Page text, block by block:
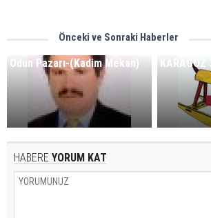
Önceki ve Sonraki Haberler
Odun Pazarı-(Kadim Mekan)
HABERE YORUM KAT